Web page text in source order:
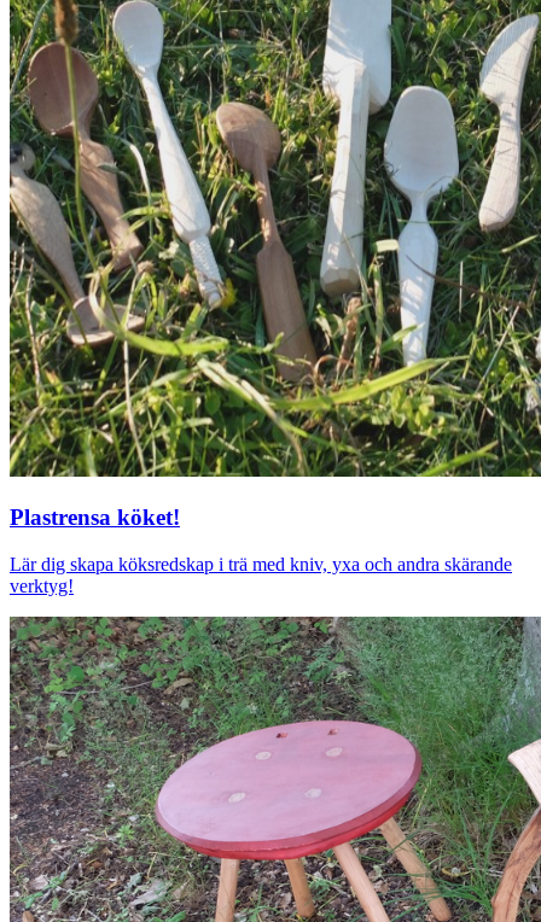
Plastrensa köket!
Lär dig skapa köksredskap i trä med kniv, yxa och andra skärande
verktyg!